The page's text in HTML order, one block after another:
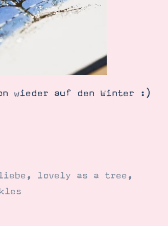
wieder auf den Winter :)
, lovely as a tree,